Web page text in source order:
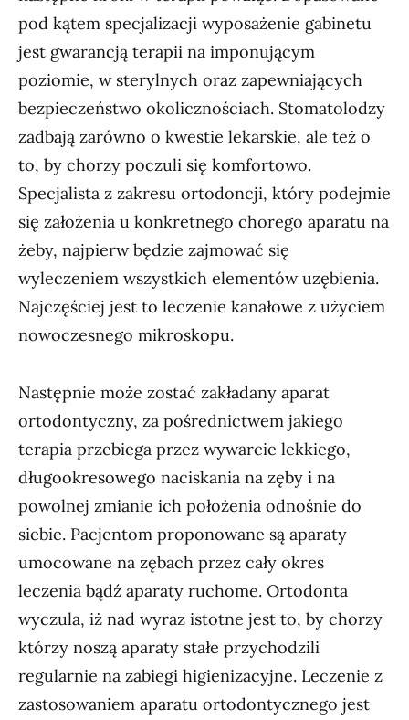
pod kątem specjalizacji wyposażenie gabinetu
jest gwarancją terapii na imponującym
poziomie, w sterylnych oraz zapewniających
bezpieczeństwo okolicznościach. Stomatolodzy
zadbają zarówno o kwestie lekarskie, ale też o
to, by chorzy poczuli się komfortowo.
Specjalista z zakresu ortodoncji, który podejmie
się założenia u konkretnego chorego aparatu na
żeby, najpierw będzie zajmować się
wyleczeniem wszystkich elementów uzębienia.
Najczęściej jest to leczenie kanałowe z użyciem
nowoczesnego mikroskopu.
Następnie może zostać zakładany aparat
ortodontyczny, za pośrednictwem jakiego
terapia przebiega przez wywarcie lekkiego,
długookresowego naciskania na zęby i na
powolnej zmianie ich położenia odnośnie do
siebie. Pacjentom proponowane są aparaty
umocowane na zębach przez cały okres
leczenia bądź aparaty ruchome. Ortodonta
wyczula, iż nad wyraz istotne jest to, by chorzy
którzy noszą aparaty stałe przychodzili
regularnie na zabiegi higienizacyjne. Leczenie z
zastosowaniem aparatu ortodontycznego jest